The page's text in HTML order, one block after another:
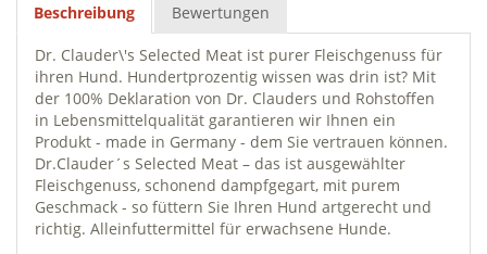
Beschreibung Bewertungen
Dr. Clauder\'s Selected Meat ist purer Fleischgenuss für
ihren Hund. Hundertprozentig wissen was drin ist? Mit
der 100% Deklaration von Dr. Clauders und Rohstoffen
in Lebensmittelqualität garantieren wir Ihnen ein
Produkt - made in Germany - dem Sie vertrauen können.
Dr.Clauder´s Selected Meat – das ist ausgewählter
Fleischgenuss, schonend dampfgegart, mit purem
Geschmack - so füttern Sie Ihren Hund artgerecht und
richtig. Alleinfuttermittel für erwachsene Hunde.